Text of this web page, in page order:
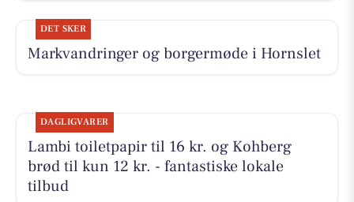
DET SKER
Markvandringer og borgermøde i Hornslet
DAGLIGVARER
Lambi toiletpapir til 16 kr. og Kohberg
brød til kun 12 kr. - fantastiske lokale
tilbud